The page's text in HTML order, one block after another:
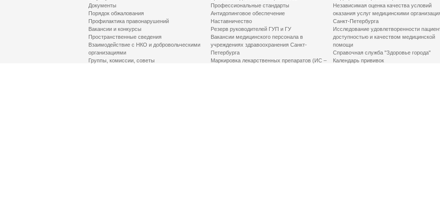
Документы
Порядок обжалования
Профилактика правонарушений
Вакансии и конкурсы
Пространственные сведения
Взаимодействие с НКО и добровольческими
организациями
Группы, комиссии, советы
Профессиональные стандарты
Антидопинговое обеспечение
Наставничество
Резерв руководителей ГУП и ГУ
Вакансии медицинского персонала в
учреждениях здравоохранения Санкт-
Петербурга
Маркировка лекарственных препаратов (ИС –
Независимая оценка качества условий
оказания услуг медицинскими
Санкт-Петербурга
Исследование удовлетворенности
доступностью и качеством медицинской
помощи
Справочная служба "Здоровье города"
Календарь прививок